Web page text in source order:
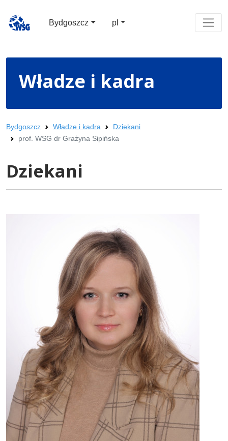
Bydgoszcz pl
Władze i kadra
Bydgoszcz Władze i kadra
Dziekani
prof. WSG dr Grażyna Sipińska
Dziekani